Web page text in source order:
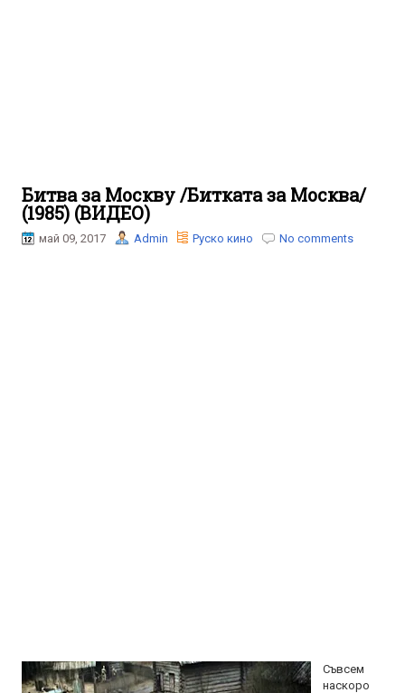
Битва за Москву /Битката за Москва/
(1985) (ВИДЕО)
май 09, 2017 Admin Руско кино No comments
Съвсем
наскоро